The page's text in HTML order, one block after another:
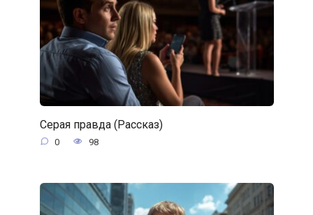
Серая правда (Рассказ)
0 98